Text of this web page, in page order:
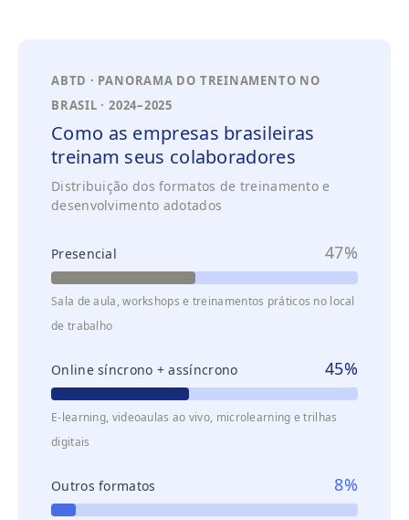
ABTD · PANORAMA DO TREINAMENTO NO
BRASIL · 2024–2025
Como as empresas brasileiras
treinam seus colaboradores
Distribuição dos formatos de treinamento e
desenvolvimento adotados
Presencial 47%
Sala de aula, workshops e treinamentos práticos no local
de trabalho
Online síncrono + assíncrono 45%
E-learning, videoaulas ao vivo, microlearning e trilhas
digitais
Outros formatos 8%